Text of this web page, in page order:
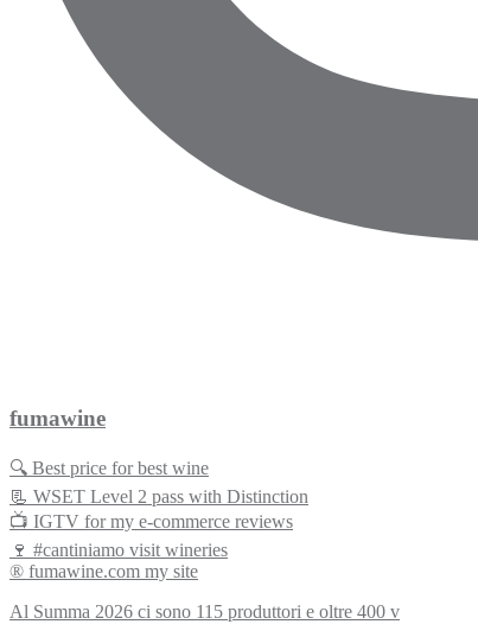
fumawine
🔍 Best price for best wine
📃 WSET Level 2 pass with Distinction
📺 IGTV for my e-commerce reviews
🍷 #cantiniamo visit wineries
® fumawine.com my site
Al Summa 2026 ci sono 115 produttori e oltre 400 v